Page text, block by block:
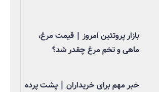
بازار پروتئین امروز | قیمت مرغ،
ماهی و تخم مرغ چقدر شد؟
خبر مهم برای خریداران | پشت پرده